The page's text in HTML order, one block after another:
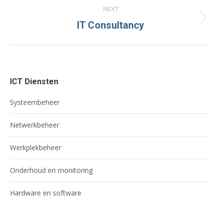
NEXT
Next
IT Consultancy
ICT Diensten
Systeembeheer
Netwerkbeheer
Werkplekbeheer
Onderhoud en monitoring
Hardware en software